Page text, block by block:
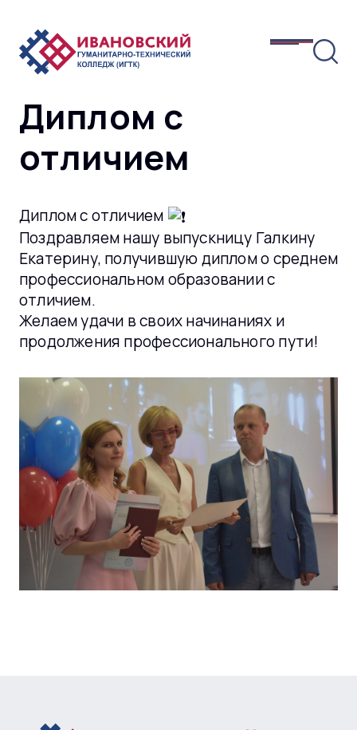
Диплом с
отличием
Диплом с отличием
Поздравляем нашу выпускницу Галкину
Екатерину, получившую диплом о среднем
профессиональном образовании с
отличием.
Желаем удачи в своих начинаниях и
продолжения профессионального пути!